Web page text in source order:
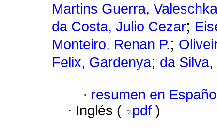
Martins Guerra, Valeschka
da Costa, Julio Cezar;
Monteiro, Renan P.;
Felix, Gardenya; da
· resumen en
· Inglés ( pdf )